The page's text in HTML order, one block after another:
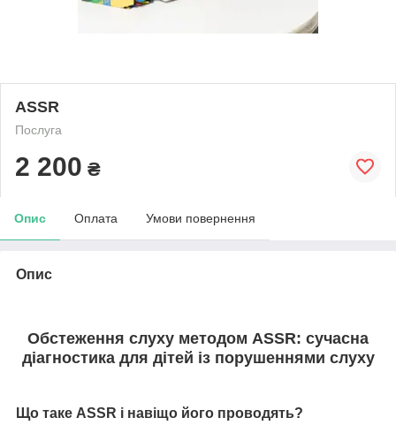
ASSR
Послуга
2 200 ₴
Опис Оплата Умови повернення
Опис
Обстеження слуху методом ASSR: сучасна
діагностика для дітей із порушеннями слуху
Що таке ASSR і навіщо його проводять?